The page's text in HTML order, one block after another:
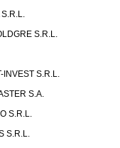
S.R.L.
INVEST S.R.L.
S.A.
S.R.L.
S.R.L.